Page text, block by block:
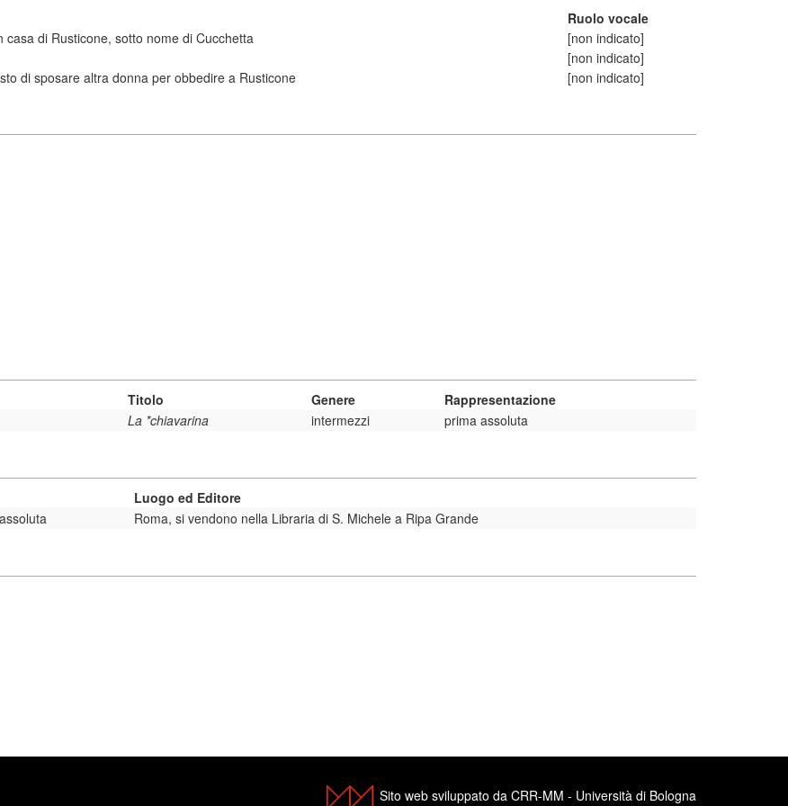
Ruolo vocale
di Rusticone, sotto nome di Cucchetta
[non indicato]
[non indicato]
di sposare altra donna per obbedire a Rusticone [non indicato]
Titolo Genere
Rappresentazione
La *chiavarina intermezzi prima assoluta
Luogo ed Editore
Roma, si vendono nella Libraria di S. Michele a Ripa Grande
Sito web sviluppato da CRR-MM - Università di Bologna